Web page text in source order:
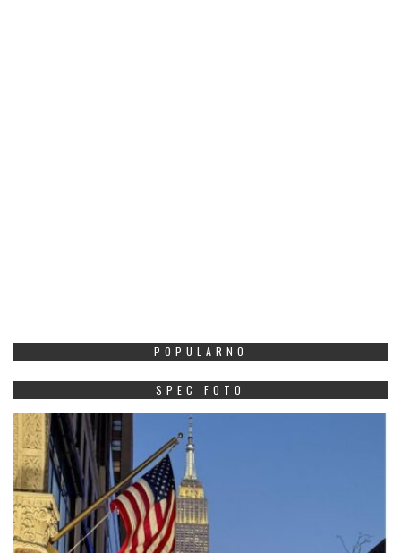
POPULARNO
SPEC FOTO